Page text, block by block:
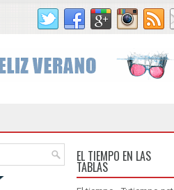
EL TIEMPO EN LAS
TABLAS